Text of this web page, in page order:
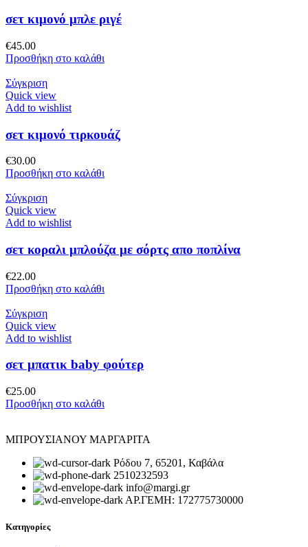
σετ κιμονό μπλε ριγέ
€45.00
Προσθήκη στο καλάθι
Σύγκριση
Quick view
Add to wishlist
σετ κιμονό τιρκουάζ
€30.00
Προσθήκη στο καλάθι
Σύγκριση
Quick view
Add to wishlist
σετ κοραλι μπλούζα με σόρτς απο ποπλίνα
€22.00
Προσθήκη στο καλάθι
Σύγκριση
Quick view
Add to wishlist
σετ μπατικ baby φούτερ
€25.00
Προσθήκη στο καλάθι
ΜΠΡΟΥΣΙΑΝΟΥ ΜΑΡΓΑΡΙΤΑ
Ρόδου 7, 65201, Καβάλα
2510232593
info@margi.gr
ΑΡ.ΓΕΜΗ: 172775730000
Κατηγορίες